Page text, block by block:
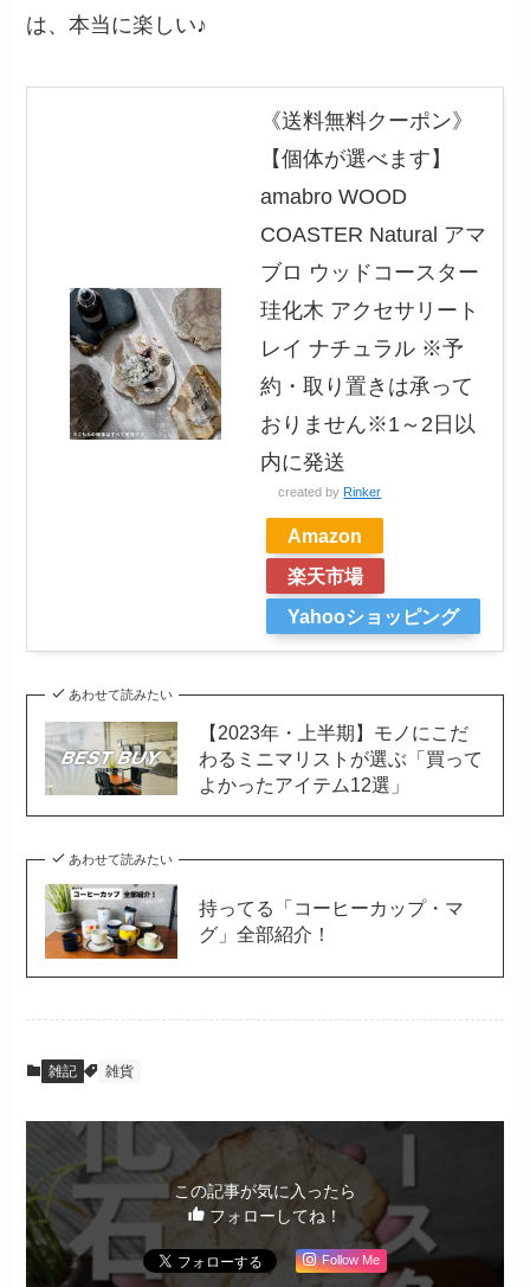
は、本当に楽しい♪
《送料無料クーポン》
【個体が選べます】
amabro WOOD
COASTER Natural アマ
ブロ ウッドコースター
珪化木 アクセサリート
レイ ナチュラル ※予
約・取り置きは承って
おりません※1～2日以
内に発送
created by Rinker
Amazon
楽天市場
Yahooショッピング
あわせて読みたい
【2023年・上半期】モノにこだ
わるミニマリストが選ぶ「買って
よかったアイテム12選」
あわせて読みたい
持ってる「コーヒーカップ・マ
グ」全部紹介！
雑記 雑貨
この記事が気に入ったら
フォローしてね！
Follow Me